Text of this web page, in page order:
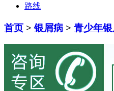
路线
首页 >银屑病 > 青少年